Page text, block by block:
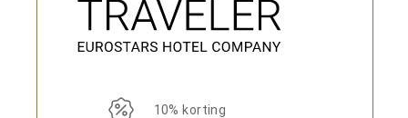
10% korting